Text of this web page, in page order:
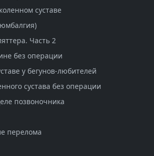
суставе
Часть 2
без операции
у бегунов-любителей
сустава без операции
позвоночника
перелома